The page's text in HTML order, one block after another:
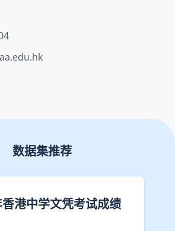
数据集推荐
港中学文凭考试成绩